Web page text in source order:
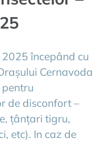
începând cu
Cernavoda
de disconfort –
țânțari tigru,
etc). In caz de